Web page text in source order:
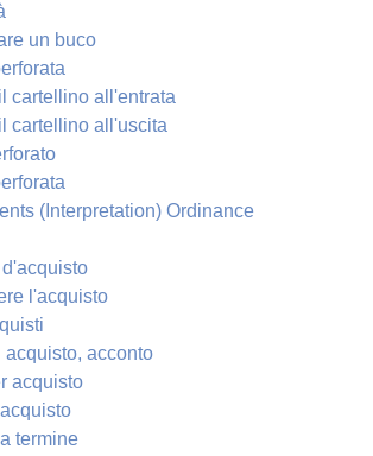
un buco
cartellino all'entrata
cartellino all'uscita
(Interpretation) Ordinance
l'acquisto
acquisto, acconto
acquisto
termine